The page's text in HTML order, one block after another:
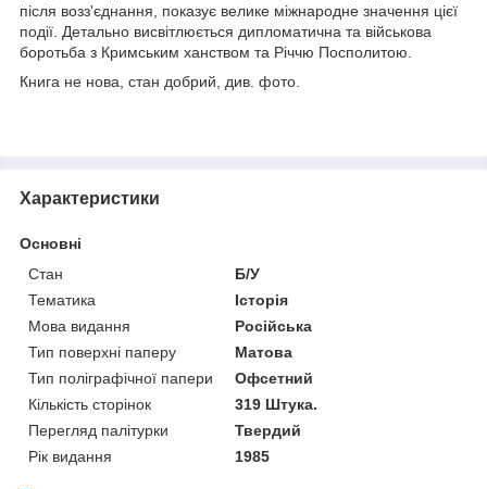
після возз'єднання, показує велике міжнародне значення цієї
події. Детально висвітлюється дипломатична та військова
боротьба з Кримським ханством та Річчю Посполитою.
Книга не нова, стан добрий, див. фото.
Характеристики
Основні
Стан
Б/У
Тематика
Історія
Мова видання
Російська
Тип поверхні паперу
Матова
Тип поліграфічної папери
Офсетний
Кількість сторінок
319 Штука.
Перегляд палітурки
Твердий
Рік видання
1985